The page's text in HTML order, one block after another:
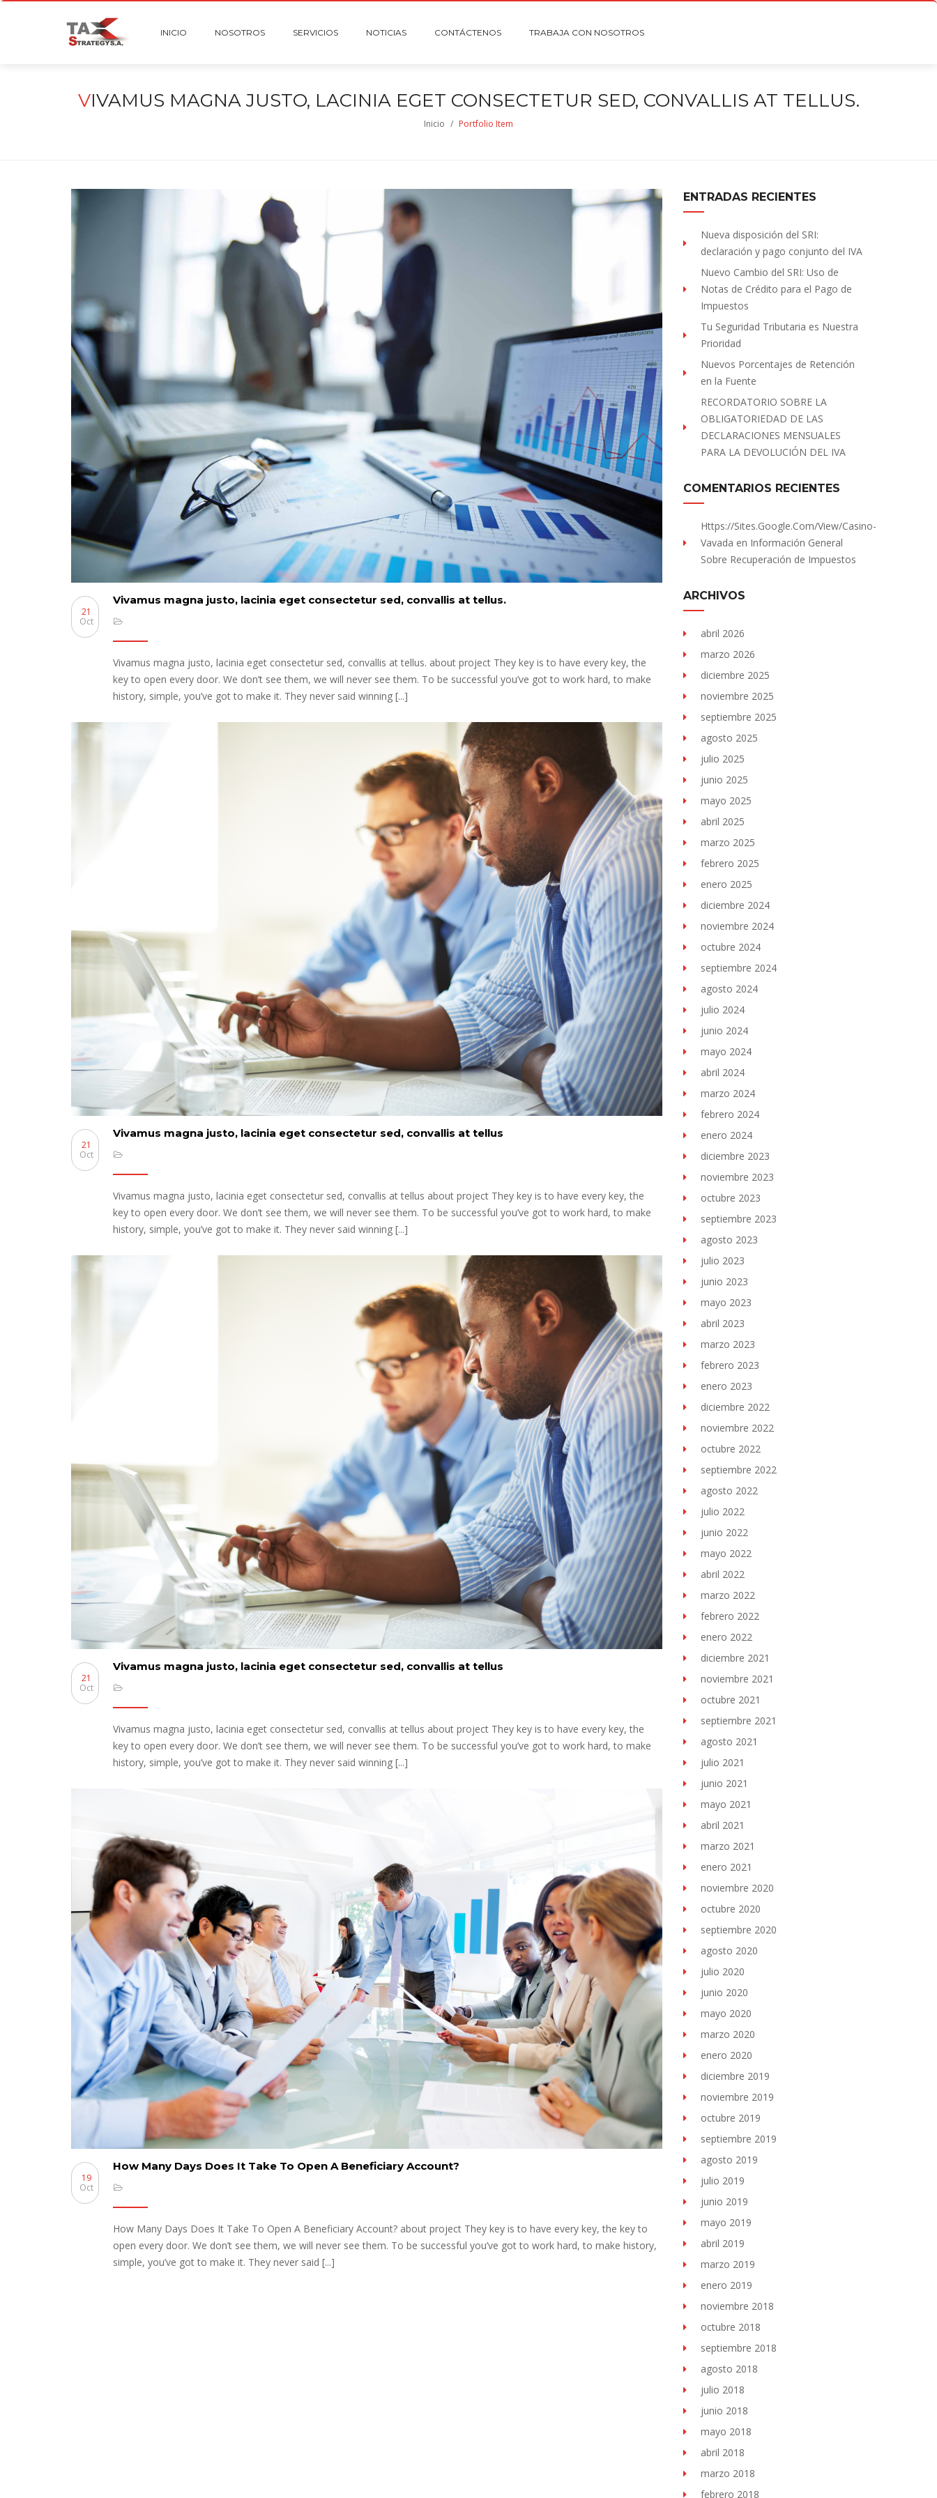
INICIO NOSOTROS SERVICIOS NOTICIAS CONTÁCTENOS TRABAJA CON NOSOTROS
VIVAMUS MAGNA JUSTO, LACINIA EGET CONSECTETUR SED, CONVALLIS AT TELLUS.
Inicio / Portfolio Item
Vivamus magna justo, lacinia eget consectetur sed, convallis at tellus.
21
Oct
Vivamus magna justo, lacinia eget consectetur sed, convallis at tellus. about project They key is to have every key, the
key to open every door. We don’t see them, we will never see them. To be successful you’ve got to work hard, to make
history, simple, you’ve got to make it. They never said winning [...]
Vivamus magna justo, lacinia eget consectetur sed, convallis at tellus
21
Oct
Vivamus magna justo, lacinia eget consectetur sed, convallis at tellus about project They key is to have every key, the
key to open every door. We don’t see them, we will never see them. To be successful you’ve got to work hard, to make
history, simple, you’ve got to make it. They never said winning [...]
Vivamus magna justo, lacinia eget consectetur sed, convallis at tellus
21
Oct
Vivamus magna justo, lacinia eget consectetur sed, convallis at tellus about project They key is to have every key, the
key to open every door. We don’t see them, we will never see them. To be successful you’ve got to work hard, to make
history, simple, you’ve got to make it. They never said winning [...]
How Many Days Does It Take To Open A Beneficiary Account?
19
Oct
How Many Days Does It Take To Open A Beneficiary Account? about project They key is to have every key, the key to
open every door. We don’t see them, we will never see them. To be successful you’ve got to work hard, to make history,
simple, you’ve got to make it. They never said [...]
ENTRADAS RECIENTES
Nueva disposición del SRI:
declaración y pago conjunto del IVA
Nuevo Cambio del SRI: Uso de
Notas de Crédito para el Pago de
Impuestos
Tu Seguridad Tributaria es Nuestra
Prioridad
Nuevos Porcentajes de Retención
en la Fuente
RECORDATORIO SOBRE LA
OBLIGATORIEDAD DE LAS
DECLARACIONES MENSUALES
PARA LA DEVOLUCIÓN DEL IVA
COMENTARIOS RECIENTES
Https://sites.Google.com/view/Casino-
Vavada en Información General
Sobre Recuperación de Impuestos
ARCHIVOS
abril 2026
marzo 2026
diciembre 2025
noviembre 2025
septiembre 2025
agosto 2025
julio 2025
junio 2025
mayo 2025
abril 2025
marzo 2025
febrero 2025
enero 2025
diciembre 2024
noviembre 2024
octubre 2024
septiembre 2024
agosto 2024
julio 2024
junio 2024
mayo 2024
abril 2024
marzo 2024
febrero 2024
enero 2024
diciembre 2023
noviembre 2023
octubre 2023
septiembre 2023
agosto 2023
julio 2023
junio 2023
mayo 2023
abril 2023
marzo 2023
febrero 2023
enero 2023
diciembre 2022
noviembre 2022
octubre 2022
septiembre 2022
agosto 2022
julio 2022
junio 2022
mayo 2022
abril 2022
marzo 2022
febrero 2022
enero 2022
diciembre 2021
noviembre 2021
octubre 2021
septiembre 2021
agosto 2021
julio 2021
junio 2021
mayo 2021
abril 2021
marzo 2021
enero 2021
noviembre 2020
octubre 2020
septiembre 2020
agosto 2020
julio 2020
junio 2020
mayo 2020
marzo 2020
enero 2020
diciembre 2019
noviembre 2019
octubre 2019
septiembre 2019
agosto 2019
julio 2019
junio 2019
mayo 2019
abril 2019
marzo 2019
enero 2019
noviembre 2018
octubre 2018
septiembre 2018
agosto 2018
julio 2018
junio 2018
mayo 2018
abril 2018
marzo 2018
febrero 2018